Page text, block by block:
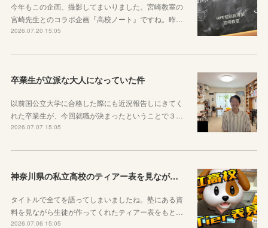
今年もこの企画、撮影してまいりました。宮崎教室の
宮崎先生とのコラボ企画『高校ノート』ですね。昨…
2026.07.20 15:05
卒業生が立派な大人になっていた件
以前国公立大学に合格した際にも近況報告しにきてく
れた卒業生が、今回就職が決まったということで３…
2026.07.07 15:05
神奈川県の私立高校のティアー表を見ながら話す動画を作りました！
タイトルで全てを語ってしまいましたね。塾にある資
料を見ながら生徒が作ってくれたティアー表をもと…
2026.07.06 15:05